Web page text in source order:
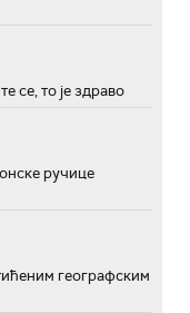
се, то је здраво
ручице
географским